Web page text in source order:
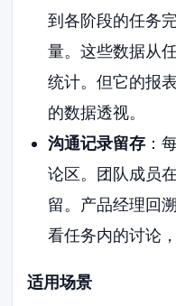
到各阶段的任务
量。这些数据从
统计。但它的报
的数据透视。
沟通记录留存：
论区。团队成员
留。产品经理回
看任务内的讨论
适用场景